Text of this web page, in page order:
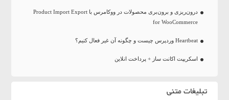
درون‌ریزی و برون‌بری محصولات در ووکامرس با Product Import Export
for WooCommerce
Heartbeat وردپرس چیست و چگونه آن غیر فعال کنیم؟
اسکریپت اکانت ساز + پرداخت انلاین
تبلیغات متنی